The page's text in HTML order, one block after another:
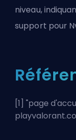
niveau,
support pour
[1] "page